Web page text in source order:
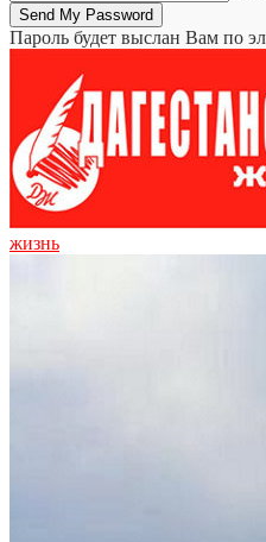
Пароль будет выслан Вам по
жизнь